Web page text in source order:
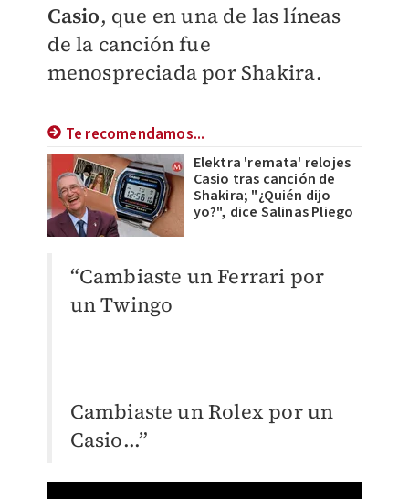
Casio, que en una de las líneas
de la canción fue
menospreciada por Shakira.
Te recomendamos...
Elektra 'remata' relojes
Casio tras canción de
Shakira; "¿Quién dijo
yo?", dice Salinas Pliego
“Cambiaste un Ferrari por
un Twingo
Cambiaste un Rolex por un
Casio...”